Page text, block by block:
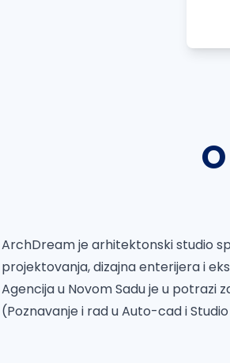
ArchDream je arhitektonski studio
projektovanja, dizajna enterijera i
Agencija u Novom Sadu je u
(Poznavanje i rad u Auto-cad i